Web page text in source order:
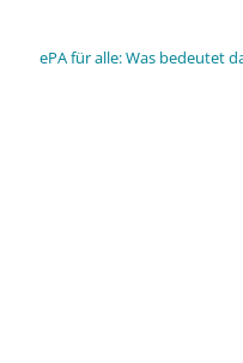
ePA für alle: Was bedeutet